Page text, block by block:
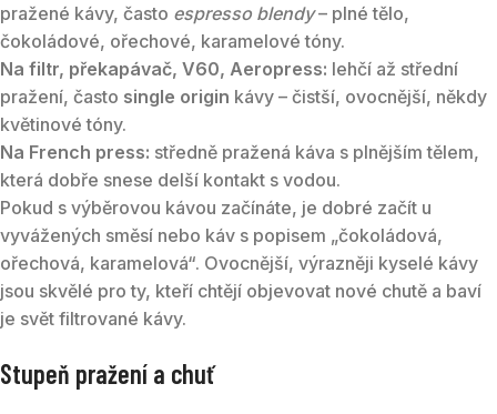
pražené kávy, často espresso blendy– plné tělo,
čokoládové, ořechové, karamelové tóny.
Na filtr, překapávač, V60, Aeropress: lehčí až střední
pražení, často single origin kávy – čistší, ovocnější, někdy
květinové tóny.
Na French press: středně pražená káva s plnějším tělem,
která dobře snese delší kontakt s vodou.
Pokud s výběrovou kávou začínáte, je dobré začít u
vyvážených směsí nebo káv s popisem „čokoládová,
ořechová, karamelová“. Ovocnější, výrazněji kyselé kávy
jsou skvělé pro ty, kteří chtějí objevovat nové chutě a baví
je svět filtrované kávy.
Stupeň pražení a chuť